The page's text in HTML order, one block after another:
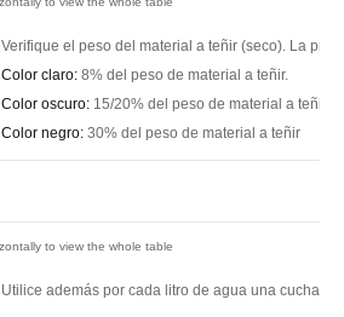
Verifique el peso del material a teñir (seco). La
Color claro: 8% del peso de material a teñir.
Color oscuro: 15/20% del peso de material a teñir.
Color negro:30% del peso de material a teñir
Utilice además por cada litro de agua una